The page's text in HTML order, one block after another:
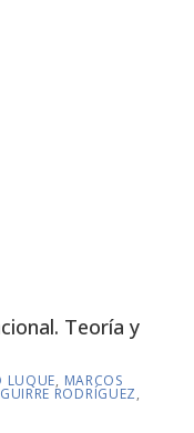
Teoría y
LUQUE, MARCOS
RODRÍGUEZ,